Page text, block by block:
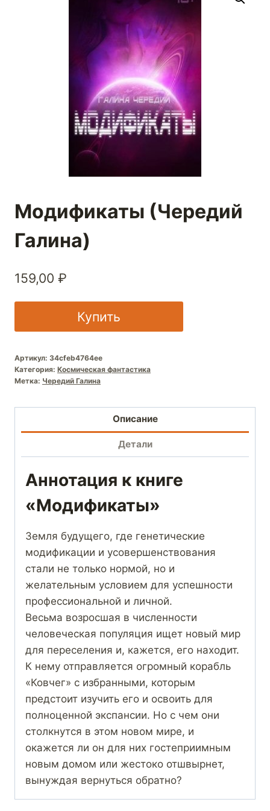
Модификаты (Чередий
Галина)
159,00 ₽
Купить
Артикул: 34cfeb4764ee
Категория: Космическая фантастика
Метка: Чередий Галина
Описание
Детали
Аннотация к книге
«Модификаты»
Земля будущего, где генетические
модификации и усовершенствования
стали не только нормой, но и
желательным условием для успешности
профессиональной и личной.
Весьма возросшая в численности
человеческая популяция ищет новый мир
для переселения и, кажется, его находит.
К нему отправляется огромный корабль
«Ковчег» с избранными, которым
предстоит изучить его и освоить для
полноценной экспансии. Но с чем они
столкнутся в этом новом мире, и
окажется ли он для них гостеприимным
новым домом или жестоко отшвырнет,
вынуждая вернуться обратно?